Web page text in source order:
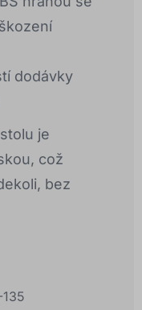
dodávky
je
což
bez